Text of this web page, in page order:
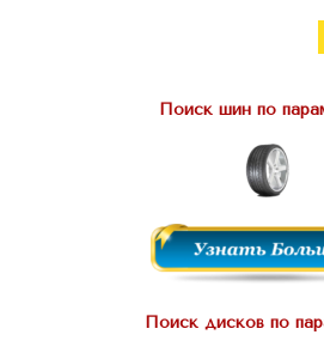
Поиск шин по
Поиск дисков по